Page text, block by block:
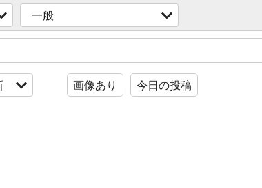
一般
画像あり 今日の投稿